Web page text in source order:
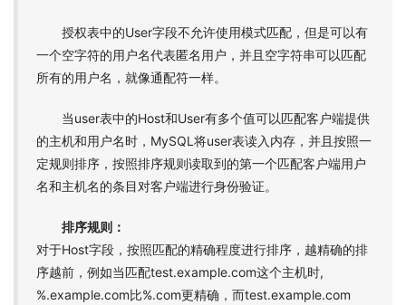
授权表中的User字段不允许使用模式匹配，但是可以有
一个空字符的用户名代表匿名用户，并且空字符串可以匹配
所有的用户名，就像通配符一样。
当user表中的Host和User有多个值可以匹配客户端提供
的主机和用户名时，MySQL将user表读入内存，并且按照一
定规则排序，按照排序规则读取到的第一个匹配客户端用户
名和主机名的条目对客户端进行身份验证。
排序规则：
对于Host字段，按照匹配的精确程度进行排序，越精确的排
序越前，例如当匹配test.example.com这个主机时,
%.example.com比%.com更精确，而test.example.com